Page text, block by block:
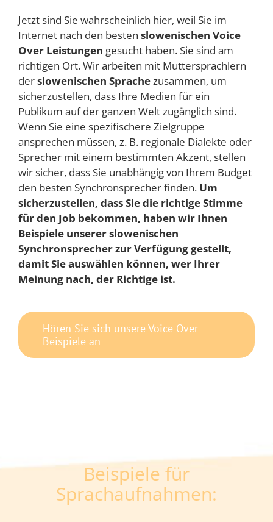
Jetzt sind Sie wahrscheinlich hier, weil Sie im
Internet nach den besten slowenischen Voice
Over Leistungen gesucht haben. Sie sind am
richtigen Ort. Wir arbeiten mit Muttersprachlern
derslowenischen Sprachezusammen, um
sicherzustellen, dass Ihre Medien für ein
Publikum auf der ganzen Welt zugänglich sind.
Wenn Sie eine spezifischere Zielgruppe
ansprechen müssen, z. B. regionale Dialekte oder
Sprecher mit einem bestimmten Akzent, stellen
wir sicher, dass Sie unabhängig von Ihrem Budget
den besten Synchronsprecher finden. Um
sicherzustellen, dass Sie die richtige Stimme
für den Job bekommen, haben wir Ihnen
Beispiele unserer slowenischen
Synchronsprecher zur Verfügung gestellt,
damit Sie auswählen können, wer Ihrer
Meinung nach, der Richtige ist.
Hören Sie sich unsere Voice Over
Beispiele an
Beispiele für
Sprachaufnahmen: